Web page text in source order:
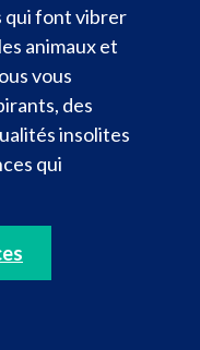
qui font vibrer
animaux et
vous
des
insolites
qui